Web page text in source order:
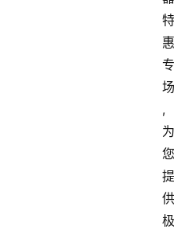
特
惠
专
场
,
为
您
提
供
极